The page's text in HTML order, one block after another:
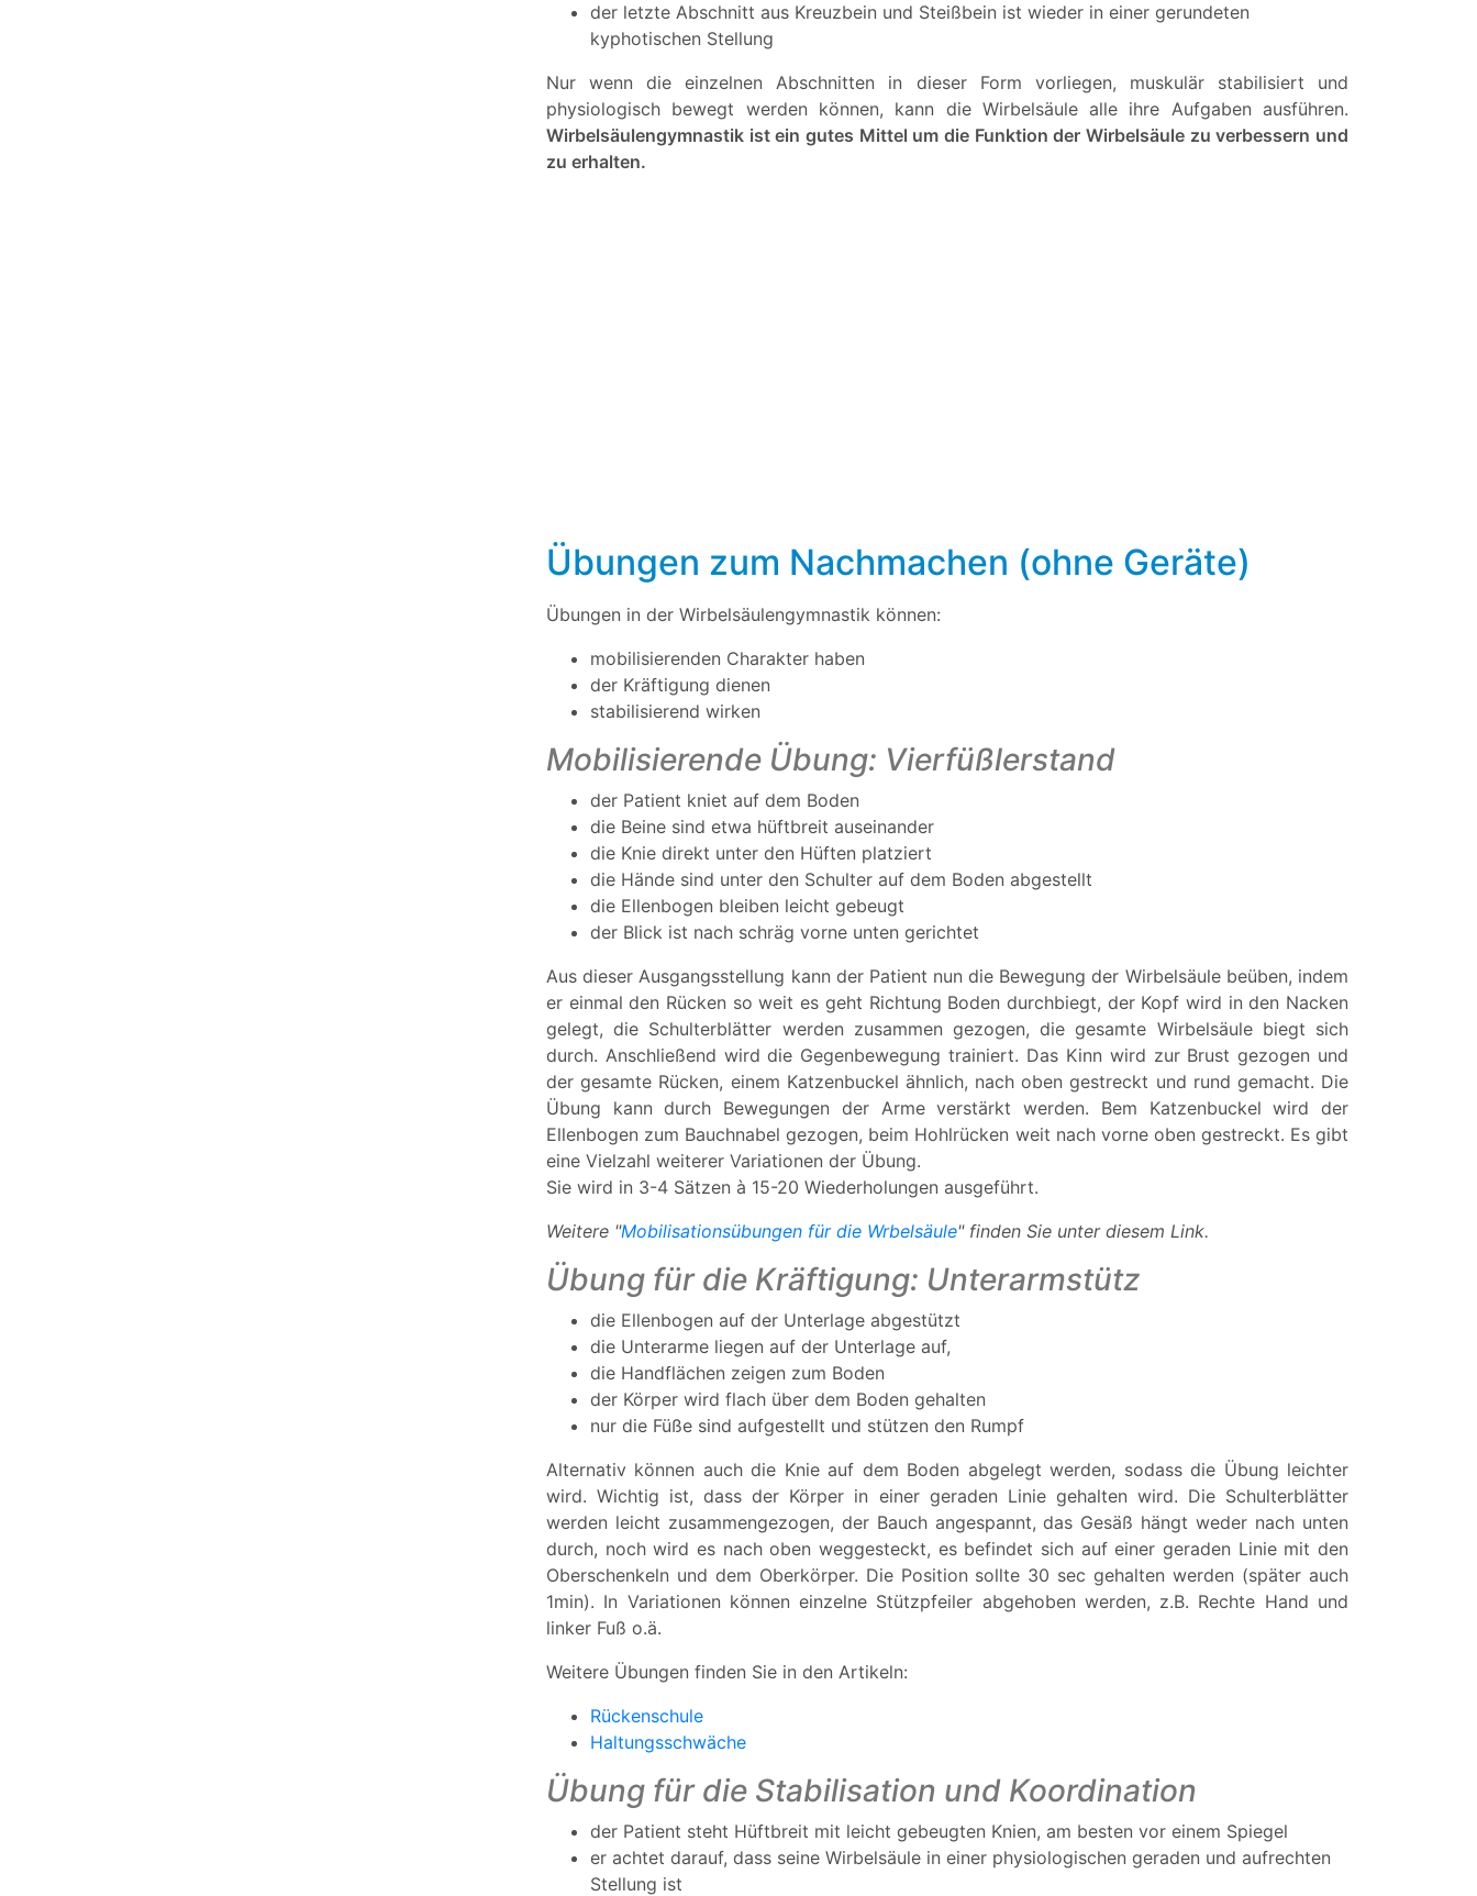
der letzte Abschnitt aus Kreuzbein und Steißbein ist wieder in einer gerundeten
kyphotischen Stellung
Nur wenn die einzelnen Abschnitten in dieser Form vorliegen, muskulär stabilisiert und
physiologisch bewegt werden können, kann die Wirbelsäule alle ihre Aufgaben ausführen.
Wirbelsäulengymnastik ist ein gutes Mittel um die Funktion der Wirbelsäule zu verbessern und
zu erhalten.
Übungen zum Nachmachen (ohne Geräte)
Übungen in der Wirbelsäulengymnastik können:
mobilisierenden Charakter haben
der Kräftigung dienen
stabilisierend wirken
Mobilisierende Übung: Vierfüßlerstand
der Patient kniet auf dem Boden
die Beine sind etwa hüftbreit auseinander
die Knie direkt unter den Hüften platziert
die Hände sind unter den Schulter auf dem Boden abgestellt
die Ellenbogen bleiben leicht gebeugt
der Blick ist nach schräg vorne unten gerichtet
Aus dieser Ausgangsstellung kann der Patient nun die Bewegung der Wirbelsäule beüben, indem
er einmal den Rücken so weit es geht Richtung Boden durchbiegt, der Kopf wird in den Nacken
gelegt, die Schulterblätter werden zusammen gezogen, die gesamte Wirbelsäule biegt sich
durch. Anschließend wird die Gegenbewegung trainiert. Das Kinn wird zur Brust gezogen und
der gesamte Rücken, einem Katzenbuckel ähnlich, nach oben gestreckt und rund gemacht. Die
Übung kann durch Bewegungen der Arme verstärkt werden. Bem Katzenbuckel wird der
Ellenbogen zum Bauchnabel gezogen, beim Hohlrücken weit nach vorne oben gestreckt. Es gibt
eine Vielzahl weiterer Variationen der Übung.
Sie wird in 3-4 Sätzen à 15-20 Wiederholungen ausgeführt.
Weitere "Mobilisationsübungen für die Wrbelsäule" finden Sie unter diesem Link.
Übung für die Kräftigung: Unterarmstütz
die Ellenbogen auf der Unterlage abgestützt
die Unterarme liegen auf der Unterlage auf,
die Handflächen zeigen zum Boden
der Körper wird flach über dem Boden gehalten
nur die Füße sind aufgestellt und stützen den Rumpf
Alternativ können auch die Knie auf dem Boden abgelegt werden, sodass die Übung leichter
wird. Wichtig ist, dass der Körper in einer geraden Linie gehalten wird. Die Schulterblätter
werden leicht zusammengezogen, der Bauch angespannt, das Gesäß hängt weder nach unten
durch, noch wird es nach oben weggesteckt, es befindet sich auf einer geraden Linie mit den
Oberschenkeln und dem Oberkörper. Die Position sollte 30 sec gehalten werden (später auch
1min). In Variationen können einzelne Stützpfeiler abgehoben werden, z.B. Rechte Hand und
linker Fuß o.ä.
Weitere Übungen finden Sie in den Artikeln:
Rückenschule
Haltungsschwäche
Übung für die Stabilisation und Koordination
der Patient steht Hüftbreit mit leicht gebeugten Knien, am besten vor einem Spiegel
er achtet darauf, dass seine Wirbelsäule in einer physiologischen geraden und aufrechten
Stellung ist